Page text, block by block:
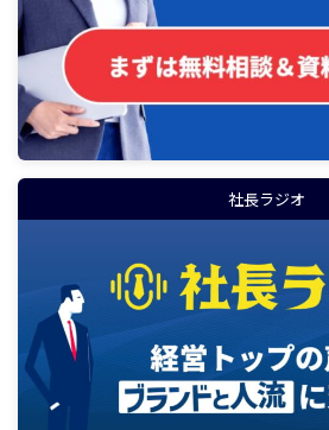
社長ラジオ